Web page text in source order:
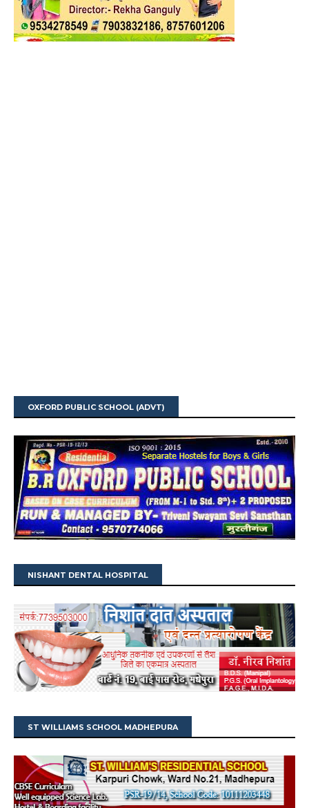
OXFORD PUBLIC SCHOOL (ADVT)
NISHANT DENTAL HOSPITAL
ST WILLIAMS SCHOOL MADHEPURA